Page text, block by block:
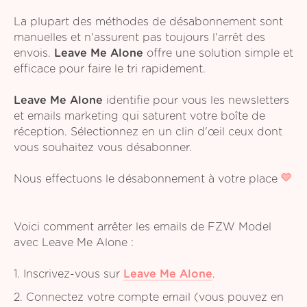
La plupart des méthodes de désabonnement sont
manuelles et n'assurent pas toujours l'arrêt des
envois.
Leave Me Alone offre une solution simple et
efficace pour faire le tri rapidement.
Leave Me Alone identifie pour vous les newsletters
et emails marketing qui saturent votre boîte de
réception. Sélectionnez en un clin d'œil ceux dont
vous souhaitez vous désabonner.
Nous effectuons le désabonnement à votre place
Voici comment arrêter les emails de FZW Model
avec Leave Me Alone :
1. Inscrivez-vous sur Leave Me Alone.
2. Connectez votre compte email (vous pouvez en